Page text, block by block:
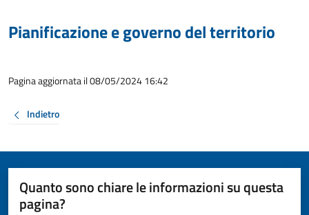
Pianificazione e governo del territorio
Pagina aggiornata il 08/05/2024 16:42
Indietro
Quanto sono chiare le informazioni su questa
pagina?